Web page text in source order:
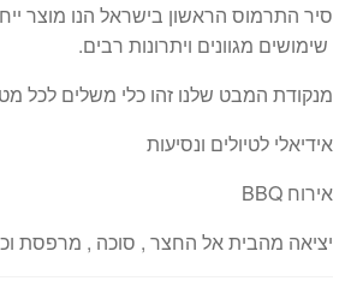
סיר התרמוס הראשון בישראל הנו מוצר
שימושים מגוונים ויתרונות רבים.
מנקודת המבט שלנו זהו כלי משלים לכל
אידיאלי לטיולים ונסיעות
אירוח BBQ
יציאה מהבית אל החצר , סוכה , מרפסת